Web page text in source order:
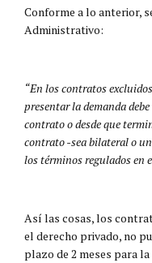
Conforme a lo anterior,
Administrativo:
“En los contratos
presentar la demanda
contrato o desde que
contrato -sea bilateral o
los términos regulados en
Así las cosas, los
el derecho privado, no
plazo de 2 meses para